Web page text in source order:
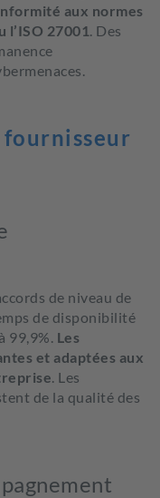
aux normes
l’ISO 27001. Des
de niveau de
de disponibilité
99,9%. Les
et adaptées aux
. Les
de la qualité des